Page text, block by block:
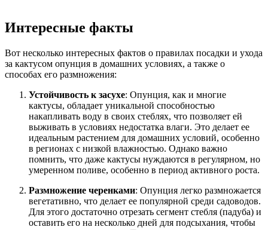
Интересные факты
Вот несколько интересных фактов о правилах посадки и ухода
за кактусом опунция в домашних условиях, а также о
способах его размножения:
Устойчивость к засухе: Опунция, как и многие
кактусы, обладает уникальной способностью
накапливать воду в своих стеблях, что позволяет ей
выживать в условиях недостатка влаги. Это делает ее
идеальным растением для домашних условий, особенно
в регионах с низкой влажностью. Однако важно
помнить, что даже кактусы нуждаются в регулярном, но
умеренном поливе, особенно в период активного роста.
Размножение черенками: Опунция легко размножается
вегетативно, что делает ее популярной среди садоводов.
Для этого достаточно отрезать сегмент стебля (падуба) и
оставить его на несколько дней для подсыхания, чтобы